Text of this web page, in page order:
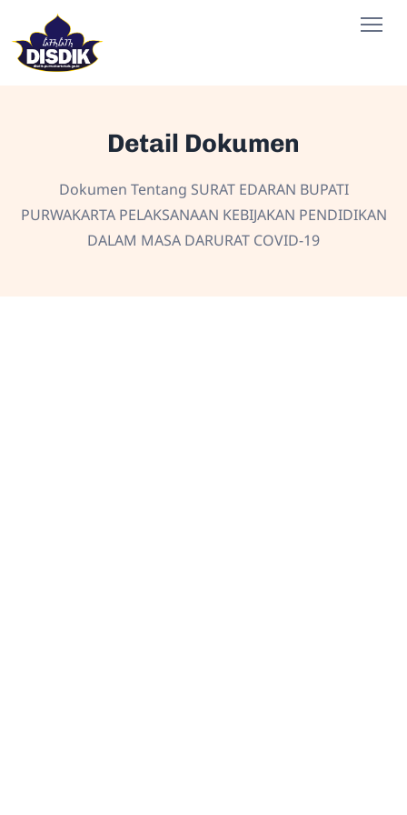
Detail Dokumen
Dokumen Tentang SURAT EDARAN BUPATI
PURWAKARTA PELAKSANAAN KEBIJAKAN PENDIDIKAN
DALAM MASA DARURAT COVID-19